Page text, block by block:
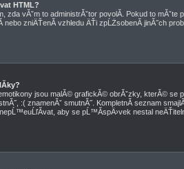
HTML?
zda vĂˇm to administrĂˇtor povolĂ­. Pokud to
nebo zniÄŤenĂ­ vzhledu ÄŤi zpĹŻsobenĂ­ jinĂ˝ch
jsou malĂ© grafickĂ© obrĂˇzky, kterĂ©
:( znamenĂˇ smutnĂ˝. KompletnĂ­ seznam
aby se pĹ™Ă­spÄ›vek nestal